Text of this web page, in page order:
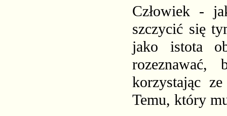
Człowiek -
szczycić się
jako istota
rozeznawać,
korzystając
Temu, który